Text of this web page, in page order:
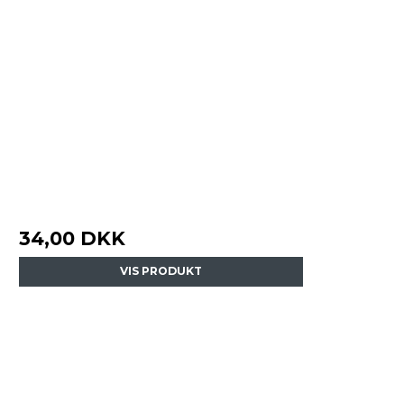
34,00 DKK
VIS PRODUKT